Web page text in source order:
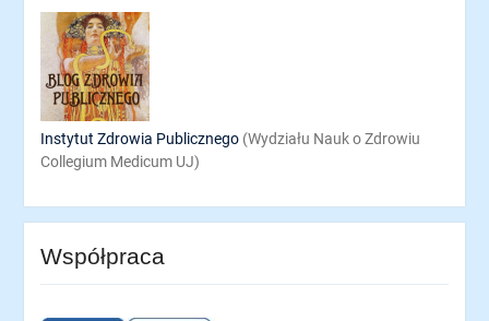
Instytut Zdrowia Publicznego(Wydziału Nauk o Zdrowiu
Collegium Medicum UJ)
Współpraca